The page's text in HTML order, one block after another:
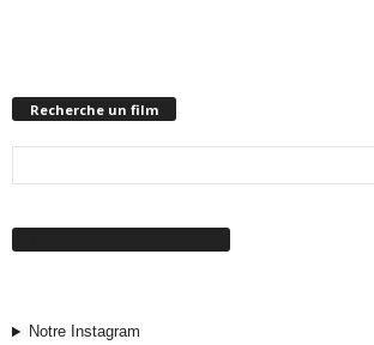
Recherche un film
Notre Instagram